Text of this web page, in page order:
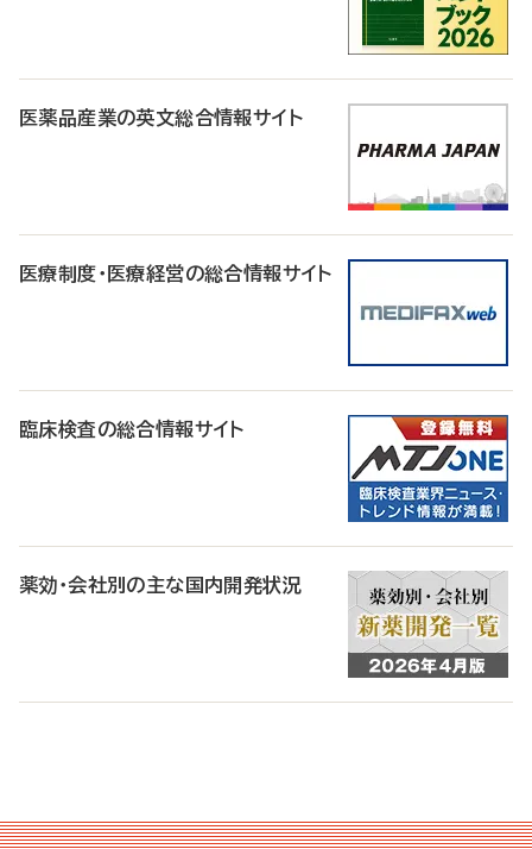
医薬品産業の英文総合情報サイト
医療制度・医療経営の総合情報サイト
臨床検査の総合情報サイト
薬効・会社別の主な国内開発状況